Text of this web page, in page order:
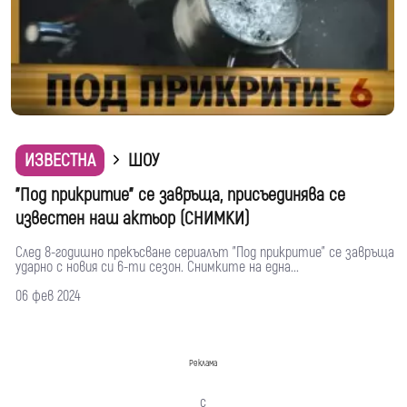
ИЗВЕСТНА
ШОУ
"Под прикритие" се завръща, присъединява се
известен наш актьор (СНИМКИ)
След 8-годишно прекъсване сериалът "Под прикритие" се завръща
ударно с новия си 6-ти сезон. Снимките на една...
06 фев 2024
Реклама
с